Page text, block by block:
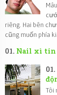
riêng. Hai bên
cũng muốn phía
Nail xì tin
Tôi